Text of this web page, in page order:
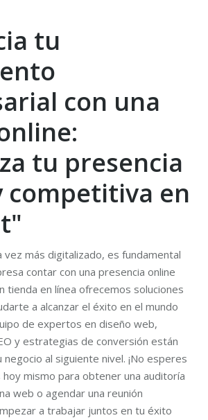
tu
con una
tu presencia
competitiva en
vez más digitalizado, es fundamental
contar con una presencia online
tienda en línea ofrecemos soluciones
a alcanzar el éxito en el mundo
de expertos en diseño web,
y estrategias de conversión están
al siguiente nivel. ¡No esperes
mismo para obtener una auditoría
web o agendar una reunión
a trabajar juntos en tu éxito